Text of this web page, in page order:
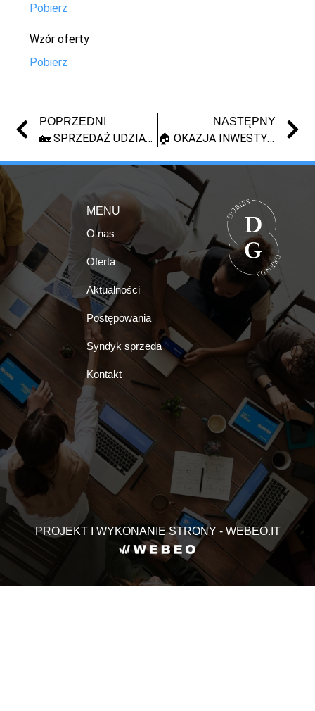
Pobierz
Wzór oferty
Pobierz
POPRZEDNI
🏡 SPRZEDAŻ UDZIAŁU W NIERUCHOMOŚCI – WŁOCŁAWEK (LICYTACJA SYNDYKA)
NASTĘPNY
🏠 OKAZJA INWESTYCYJNA – SPRZEDAŻ UDZIAŁU 1/6 W NIERUCHOMOŚCI 💰 | GAĆ | SYNDYK
MENU
O nas
Oferta
Aktualności
Postępowania
Syndyk sprzeda
Kontakt
PROJEKT I WYKONANIE STRONY - WEBEO.IT